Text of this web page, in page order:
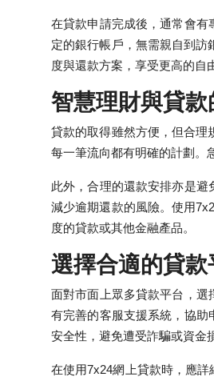
在貸款申請完成後，通常會
定的銀行帳戶，無需親自到
度與還款方案，享受更高的自
智慧理財與貸款
貸款的取得雖然方便，但合理
每一筆流向都有明確的計劃。
此外，合理的還款安排亦是
減少逾期還款的風險。使用
度的貸款或其他金融產品。
選擇合適的貸
面對市面上眾多貸款平台，
有完善的客服支援系統，協
安全性，避免遭受詐騙或資金
在使用7x24網上貸款時，應